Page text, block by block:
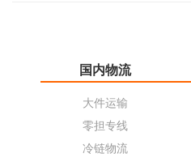
国内物流
大件运输
零担专线
冷链物流